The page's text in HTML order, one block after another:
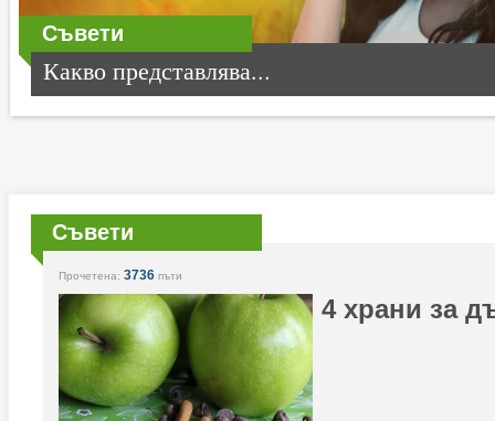
Съвети
Какво представлява...
Съвети
Прочетена: 3736 пъти
4 храни за